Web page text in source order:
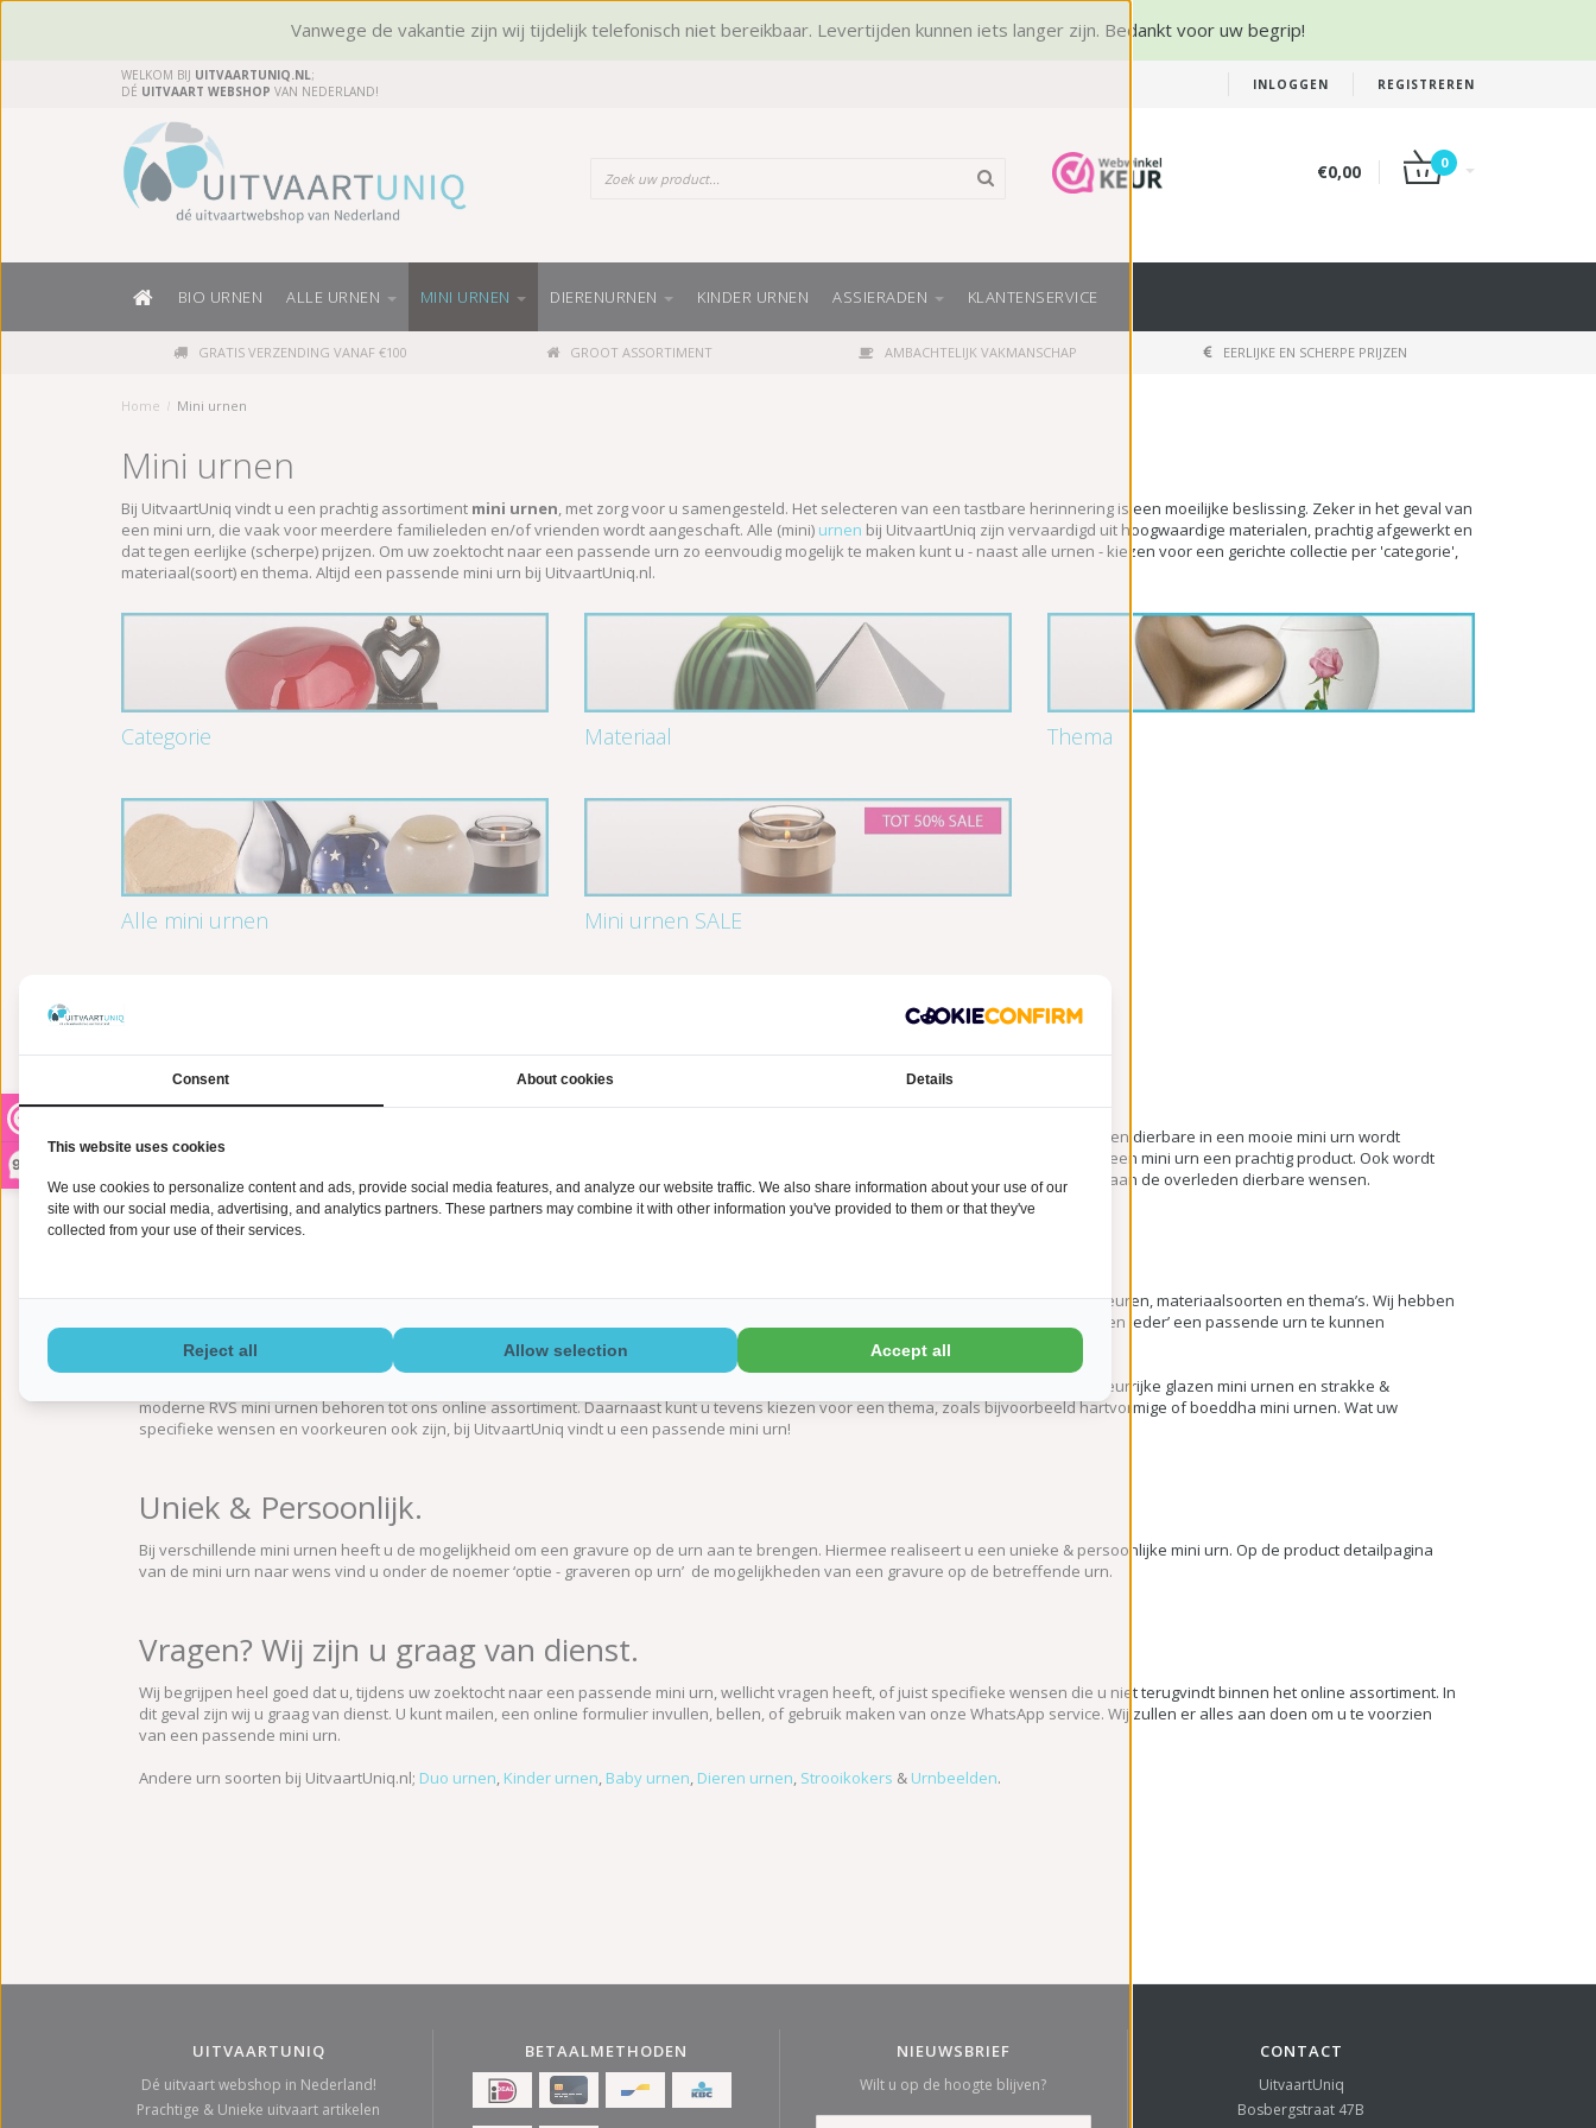
9,2
Vanwege de vakantie zijn wij tijdelijk telefonisch niet bereikbaar. Levertijden kunnen iets langer zijn. Bedankt voor uw begrip!
INLOGGEN REGISTREREN
WELKOM BIJ UITVAARTUNIQ.NL;
DÉ UITVAART WEBSHOP VAN NEDERLAND!
€0,00 0
BIO URNEN ALLE URNEN MINI URNEN DIERENURNEN KINDER URNEN ASSIERADEN KLANTENSERVICE
GRATIS VERZENDING VANAF €100 GROOT ASSORTIMENT AMBACHTELIJK VAKMANSCHAP EERLIJKE EN SCHERPE PRIJZEN
Home / Mini urnen
Mini urnen
Bij UitvaartUniq vindt u een prachtig assortiment mini urnen, met zorg voor u samengesteld. Het selecteren van een tastbare herinnering is een moeilijke beslissing. Zeker in het geval van
een mini urn, die vaak voor meerdere familieleden en/of vrienden wordt aangeschaft. Alle (mini) urnen bij UitvaartUniq zijn vervaardigd uit hoogwaardige materialen, prachtig afgewerkt en
dat tegen eerlijke (scherpe) prijzen. Om uw zoektocht naar een passende urn zo eenvoudig mogelijk te maken kunt u - naast alle urnen - kiezen voor een gerichte collectie per 'categorie',
materiaal(soort) en thema. Altijd een passende mini urn bij UitvaartUniq.nl.
Categorie Materiaal Thema
Alle mini urnen Mini urnen SALE
Wanneer een Mini urn?
Er wordt tegenwoordig steeds vaker gekozen voor mini urnen, oftewel
, waarbij een kleine hoeveelheid as van de overleden dierbare in een mooie mini urn wordt
bewaard. In het geval er wordt gekozen voor een asverstrooing, maar er toch een kleine hoeveelheid as bewaard wenst te worden, is een mini urn een prachtig product. Ook wordt
steeds vaker gebruik gemaakt van mini urnen wanneer meerdere familieleden en/of vrienden een persoonlijk & tastbaar aandenken aan de overleden dierbare wensen.
UitvaartUniq biedt een divers online assortiment mini urnen, waarbij u de keuze heeft uit een groot aantal modellen, vormen, stijlen, kleuren, materiaalsoorten en thema’s. Wij hebben
ons online assortiment met zorg samengesteld, waarbij we niet een te grote hoeveelheid mini urnen bieden, maar wel trachten ‘voor een ieder’ een passende urn te kunnen
aanbieden.
Zo vindt u bij ons ‘klassieke mini urnen’ met zachte, ronde vormen, vervaardigd uit keramiek en natuursteen. Maar ook eigentijdse & kleurrijke glazen mini urnen en strakke &
moderne RVS mini urnen behoren tot ons online assortiment. Daarnaast kunt u tevens kiezen voor een thema, zoals bijvoorbeeld hartvormige of boeddha mini urnen. Wat uw
specifieke wensen en voorkeuren ook zijn, bij UitvaartUniq vindt u een passende mini urn!
Uniek & Persoonlijk.
Bij verschillende mini urnen heeft u de mogelijkheid om een gravure op de urn aan te brengen. Hiermee realiseert u een unieke & persoonlijke mini urn. Op de product detailpagina
van de mini urn naar wens vind u onder de noemer ‘optie - graveren op urn’ de mogelijkheden van een gravure op de betreffende urn.
Vragen? Wij zijn u graag van dienst.
Wij begrijpen heel goed dat u, tijdens uw zoektocht naar een passende mini urn, wellicht vragen heeft, of juist specifieke wensen die u niet terugvindt binnen het online assortiment. In
dit geval zijn wij u graag van dienst. U kunt mailen, een online formulier invullen, bellen, of gebruik maken van onze WhatsApp service. Wij zullen er alles aan doen om u te voorzien
van een passende mini urn.
Andere urn soorten bij UitvaartUniq.nl; Duo urnen, Kinder urnen, Baby urnen, Dieren urnen, Strooikokers & Urnbeelden.
UITVAARTUNIQ
Dé uitvaart webshop in Nederland!
Prachtige & Unieke uitvaart artikelen
BETAALMETHODEN NIEUWSBRIEF
Wilt u op de hoogte blijven?
CONTACT
UitvaartUniq
Bosbergstraat 47B
Consent About cookies Details
This website uses cookies
We use cookies to personalize content and ads, provide social media features, and analyze our website traffic. We also share information about your use of our
site with our social media, advertising, and analytics partners. These partners may combine it with other information you've provided to them or that they've
collected from your use of their services.
Reject all Allow selection Accept all